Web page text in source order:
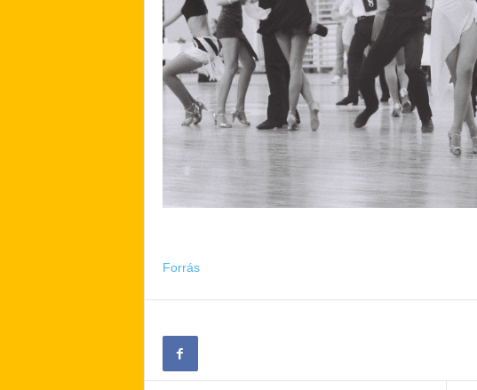
Forrás